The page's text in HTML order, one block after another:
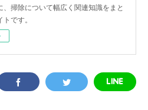
、掃除について幅広く関連知識をまと
です。